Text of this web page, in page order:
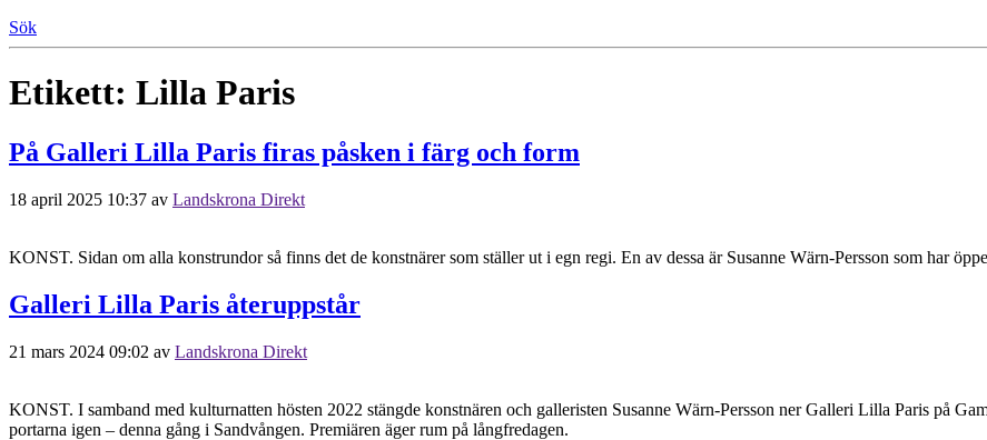
Sök
Etikett: Lilla Paris
På Galleri Lilla Paris firas påsken i färg och form
18 april 2025 10:37 av Landskrona Direkt
KONST. Sidan om alla konstrundor så finns det de konstnärer som ställer ut i egn regi. En av dessa är Susanne Wärn-Persson som har
Galleri Lilla Paris återuppstår
21 mars 2024 09:02 av Landskrona Direkt
KONST. I samband med kulturnatten hösten 2022 stängde konstnären och galleristen Susanne Wärn-Persson ner Galleri Lilla Paris på
portarna igen – denna gång i Sandvången. Premiären äger rum på långfredagen.